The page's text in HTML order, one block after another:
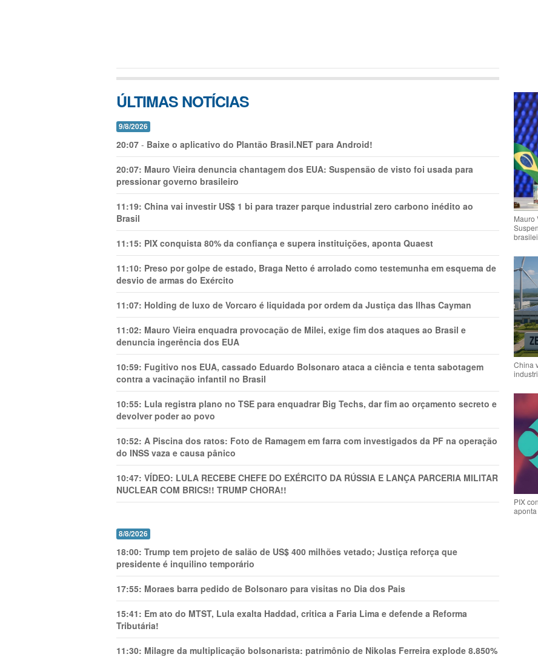
ÚLTIMAS NOTÍCIAS
9/8/2026
20:07 - Baixe o aplicativo do Plantão Brasil.NET para Android!
20:07: Mauro Vieira denuncia chantagem dos EUA: Suspensão de visto foi usada para
pressionar governo brasileiro
11:19: China vai investir US$ 1 bi para trazer parque industrial zero carbono inédito ao
Brasil
11:15: PIX conquista 80% da confiança e supera instituições, aponta Quaest
11:10: Preso por golpe de estado, Braga Netto é arrolado como testemunha em esquema de
desvio de armas do Exército
11:07: Holding de luxo de Vorcaro é liquidada por ordem da Justiça das Ilhas Cayman
11:02: Mauro Vieira enquadra provocação de Milei, exige fim dos ataques ao Brasil e
denuncia ingerência dos EUA
10:59: Fugitivo nos EUA, cassado Eduardo Bolsonaro ataca a ciência e tenta sabotagem
contra a vacinação infantil no Brasil
10:55: Lula registra plano no TSE para enquadrar Big Techs, dar fim ao orçamento secreto e
devolver poder ao povo
10:52: A Piscina dos ratos: Foto de Ramagem em farra com investigados da PF na operação
do INSS vaza e causa pânico
10:47: VÍDEO: LULA RECEBE CHEFE DO EXÉRCITO DA RÚSSIA E LANÇA PARCERIA MILITAR
NUCLEAR COM BRICS!! TRUMP CHORA!!
8/8/2026
18:00: Trump tem projeto de salão de US$ 400 milhões vetado; Justiça reforça que
presidente é inquilino temporário
17:55: Moraes barra pedido de Bolsonaro para visitas no Dia dos Pais
15:41: Em ato do MTST, Lula exalta Haddad, critica a Faria Lima e defende a Reforma
Tributária!
11:30: Milagre da multiplicação bolsonarista: patrimônio de Nikolas Ferreira explode 8.850%
Mauro
China
PIX